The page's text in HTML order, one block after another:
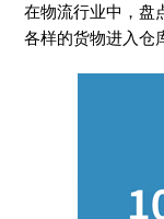
在物流行业中，盘
各样的货物进入仓